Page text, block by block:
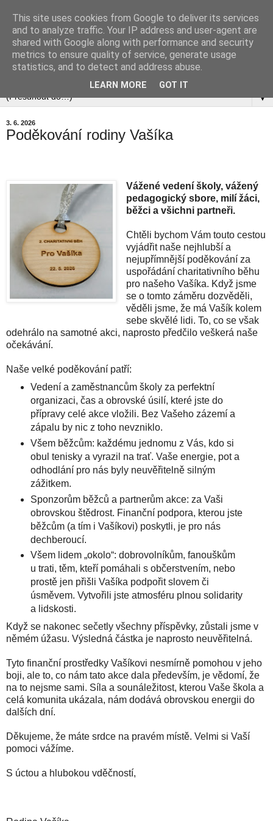
▼
3. 6. 2026
Poděkování rodiny Vašíka
Vážené vedení školy, vážený
pedagogický sbore, milí žáci,
běžci a všichni partneři.
Chtěli bychom Vám touto cestou
vyjádřit naše nejhlubší a
nejupřímnější poděkování za
uspořádání charitativního běhu
pro našeho Vašíka. Když jsme
se o tomto záměru dozvěděli,
věděli jsme, že má Vašík kolem
sebe skvělé lidi. To, co se však
odehrálo na samotné akci, naprosto předčilo veškerá naše
očekávání.
Naše velké poděkování patří:
Vedení a zaměstnancům školy za perfektní
organizaci, čas a obrovské úsilí, které jste do
přípravy celé akce vložili. Bez Vašeho zázemí a
zápalu by nic z toho nevzniklo.
Všem běžcům: každému jednomu z Vás, kdo si
obul tenisky a vyrazil na trať. Vaše energie, pot a
odhodlání pro nás byly neuvěřitelně silným
zážitkem.
Sponzorům běžců a partnerům akce: za Vaši
obrovskou štědrost. Finanční podpora, kterou jste
běžcům (a tím i Vašíkovi) poskytli, je pro nás
dechberoucí.
Všem lidem „okolo“: dobrovolníkům, fanouškům
u trati, těm, kteří pomáhali s občerstvením, nebo
prostě jen přišli Vašíka podpořit slovem či
úsměvem. Vytvořili jste atmosféru plnou solidarity
a lidskosti.
Když se nakonec sečetly všechny příspěvky, zůstali jsme v
němém úžasu. Výsledná částka je naprosto neuvěřitelná.
Tyto finanční prostředky Vašíkovi nesmírně pomohou v jeho
boji, ale to, co nám tato akce dala především, je vědomí, že
na to nejsme sami. Síla a sounáležitost, kterou Vaše škola a
celá komunita ukázala, nám dodává obrovskou energii do
dalších dní.
Děkujeme, že máte srdce na pravém místě. Velmi si Vaší
pomoci vážíme.
S úctou a hlubokou vděčností,
This site uses cookies from Google to deliver its services
and to analyze traffic. Your IP address and user-agent are
shared with Google along with performance and security
metrics to ensure quality of service, generate usage
statistics, and to detect and address abuse.
LEARN MORE GOT IT